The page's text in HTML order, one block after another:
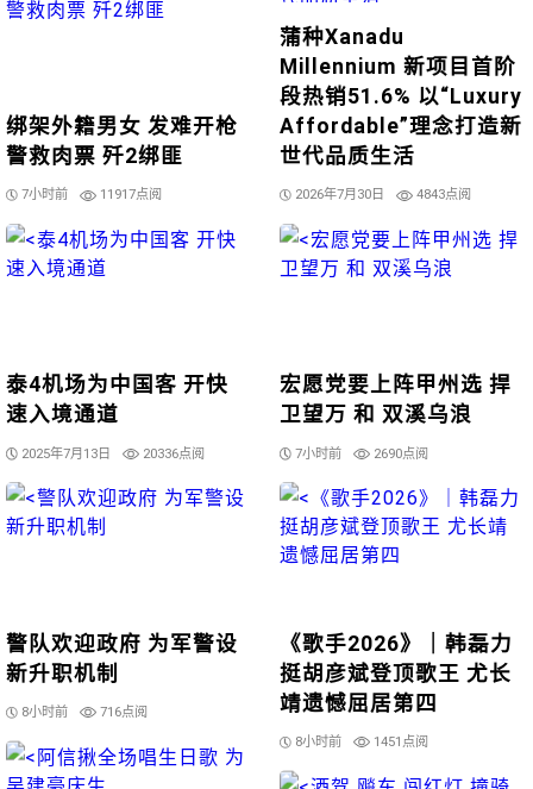
蒲种Xanadu
Millennium 新项目首阶
段热销51.6% 以“Luxury
Affordable”理念打造新
世代品质生活
2026年7月30日 4843点阅
绑架外籍男女 发难开枪
警救肉票 歼2绑匪
7小时前 11917点阅
泰4机场为中国客 开快
速入境通道
2025年7月13日 20336点阅
宏愿党要上阵甲州选 捍
卫望万 和 双溪乌浪
7小时前 2690点阅
警队欢迎政府 为军警设
新升职机制
8小时前 716点阅
《歌手2026》｜韩磊力
挺胡彦斌登顶歌王 尤长
靖遗憾屈居第四
8小时前 1451点阅